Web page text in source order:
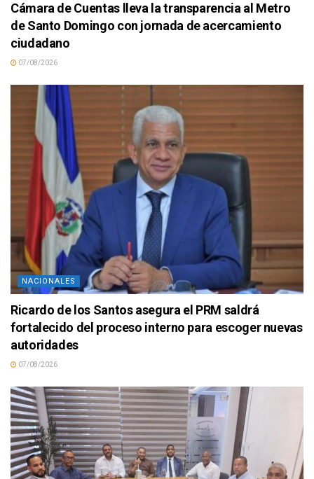
Cámara de Cuentas lleva la transparencia al Metro
de Santo Domingo con jornada de acercamiento
ciudadano
07/08/2026
NACIONALES
Ricardo de los Santos asegura el PRM saldrá
fortalecido del proceso interno para escoger nuevas
autoridades
07/08/2026